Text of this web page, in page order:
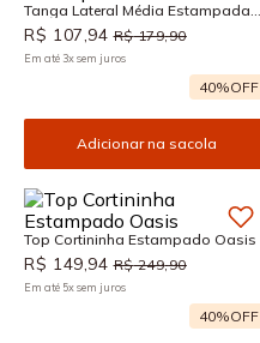
Tanga Lateral Média Estampada
Íris
R$ 107,94 R$ 179,90
Em até 3xsem juros
40%OFF
Adicionar na sacola
Top Cortininha Estampado Oasis
R$ 149,94 R$ 249,90
Em até 5xsem juros
40%OFF